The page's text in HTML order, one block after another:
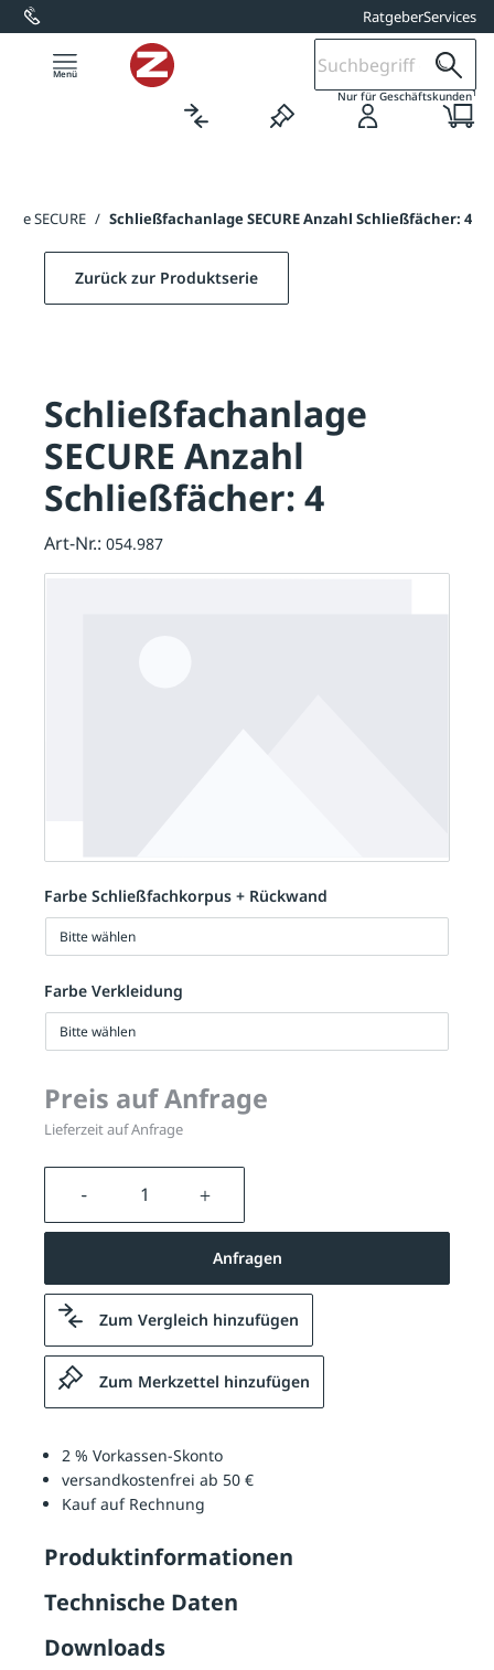
springen RatgeberServices
Nur für Geschäftskunden1
SECURE / Schließfachanlage SECURE Anzahl Schließfächer: 4
Farbe Schließfachkorpus + Rückwand
Bitte wählen
Farbe Verkleidung
Bitte wählen
Preis auf Anfrage
Lieferzeit auf Anfrage
Produkt Anzahl: Gib den
Anfragen
Zum Vergleich hinzufügen
Zum Merkzettel hinzufügen
2 % Vorkassen-Skonto
versandkostenfrei ab 50 €
Kauf auf Rechnung
Produktinformationen
Technische Daten
Downloads
Zurück zur Produktserie
Schließfachanlage
SECURE Anzahl
Schließfächer: 4
Art-Nr.: 054.987